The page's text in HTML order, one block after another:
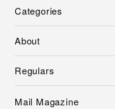
Categories
About
Regulars
Mail Magazine